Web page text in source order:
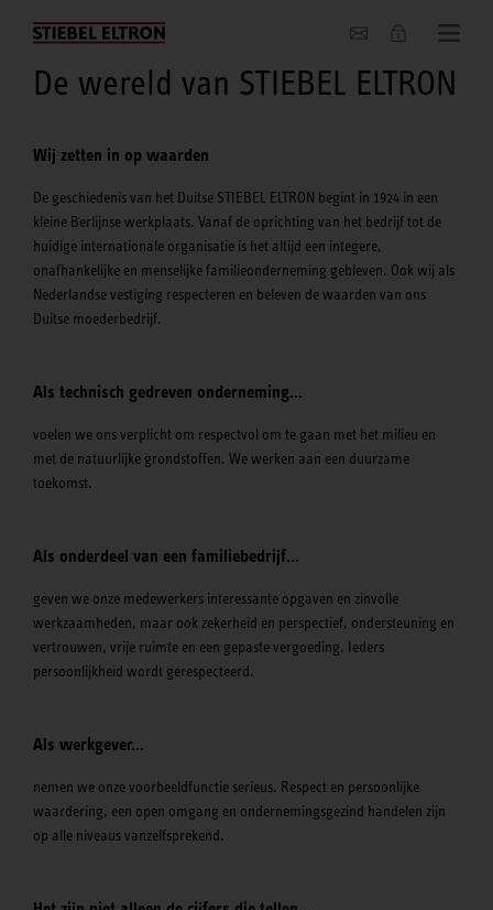
Actueel
De wereld van STIEBEL ELTRON
Wij zetten in op waarden
De geschiedenis van het Duitse STIEBEL ELTRON begint in 1924 in een
kleine Berlijnse werkplaats. Vanaf de oprichting van het bedrijf tot de
huidige internationale organisatie is het altijd een integere,
onafhankelijke en menselijke familieonderneming gebleven. Ook wij als
Nederlandse vestiging respecteren en beleven de waarden van ons
Duitse moederbedrijf.
Als technisch gedreven onderneming…
voelen we ons verplicht om respectvol om te gaan met het milieu en
met de natuurlijke grondstoffen. We werken aan een duurzame
toekomst.
Als onderdeel van een familiebedrijf…
geven we onze medewerkers interessante opgaven en zinvolle
werkzaamheden, maar ook zekerheid en perspectief, ondersteuning en
vertrouwen, vrije ruimte en een gepaste vergoeding. Ieders
persoonlijkheid wordt gerespecteerd.
Als werkgever...
nemen we onze voorbeeldfunctie serieus. Respect en persoonlijke
waardering, een open omgang en ondernemingsgezind handelen zijn
op alle niveaus vanzelfsprekend.